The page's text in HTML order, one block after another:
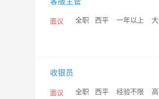
面议 全职 西平 一年以上
收银员
面议 全职 西平 经验不限